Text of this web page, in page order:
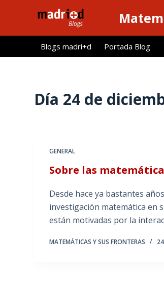
l
Blogs madri+d Portada Blog
Día 24 de
GENERAL
Sobre las
Desde hace ya bastantes
investigación matemática en
están motivadas por la
MATEMÁTICAS Y SUS FRONTERAS